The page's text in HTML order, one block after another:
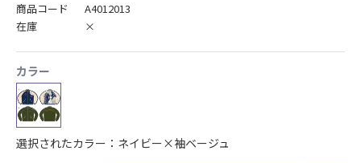
商品コード
A4012013
在庫
×
カラー
選択されたカラー：ネイビー×袖ベージュ